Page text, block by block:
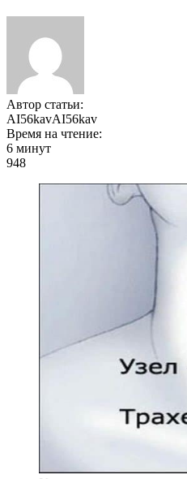
Автор статьи:
AI56kavAI56kav
Время на чтение:
6 минут
948